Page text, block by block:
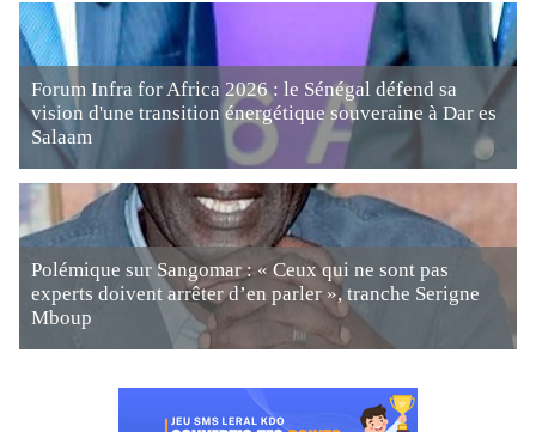
Forum Infra for Africa 2026 : le Sénégal défend sa
vision d'une transition énergétique souveraine à Dar es
Salaam
Polémique sur Sangomar : « Ceux qui ne sont pas
experts doivent arrêter d’en parler », tranche Serigne
Mboup